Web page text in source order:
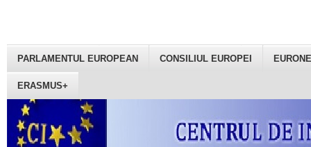
PARLAMENTUL EUROPEAN CONSILIUL EUROPEI
ERASMUS+